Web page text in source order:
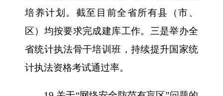
培养计划。截至目前全省所有县（市、
区）均按要求完成建库工作。三是举办全
省统计执法骨干培训班，持续提升国家统
计执法资格考试通过率。